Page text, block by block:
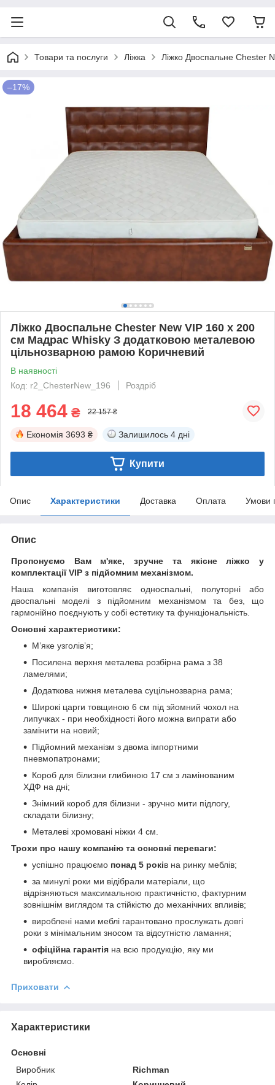
Товари та послуги Ліжка Ліжко Двоспальне Chester
–17%
Ліжко Двоспальне Chester New VIP 160 х 200
см Мадрас Whisky З додатковою металевою
цільнозварною рамою Коричневий
В наявності
Код: r2_ChesterNew_196
Роздріб
18 464 ₴ 22 157 ₴
Економія 3693 ₴ Залишилось 4 дні
Купити
Опис Характеристики Доставка Оплата Умови
Опис
Пропонуємо Вам м'яке, зручне та якiсне ліжко у
комплектації VIP з підйомним механізмом.
Наша компанія виготовляє односпальні, полуторні або
двоспальні моделі з підйомним механізмом та без, що
гармонійно поєднують у собі естетику та функціональність.
Основні характеристики:
М’яке узголів’я;
Посилена верхня металева розбірна рама з 38
ламелями;
Додаткова нижня металева суцільнозварна рама;
Широкі царги товщиною 6 см під зйомний чохол на
липучках - при необхідності його можна випрати або
замінити на новий;
Підйомний механізм з двома імпортними
пневмопатронами;
Короб для білизни глибиною 17 см з ламінованим
ХДФ на дні;
Знімний короб для білизни - зручно мити підлогу,
складати білизну;
Металеві хромовані ніжки 4 см.
Трохи про нашу компанію та основні переваги:
успішно працюємо понад 5 років на ринку меблів;
за минулі роки ми відібрали матеріали, що
відрізняються максимальною практичністю, фактурним
зовнішнім виглядом та стійкістю до механічних впливів;
вироблені нами меблі гарантовано прослужать довгі
роки з мінімальним зносом та відсутністю ламання;
офіційна гарантія на всю продукцію, яку ми
виробляємо.
Приховати
Характеристики
Основні
Виробник
Richman